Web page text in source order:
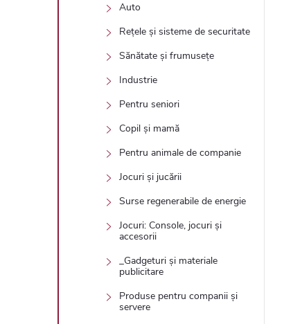
Auto
Rețele și sisteme de securitate
Sănătate și frumusețe
Industrie
Pentru seniori
Copil și mamă
Pentru animale de companie
Jocuri și jucării
Surse regenerabile de energie
Jocuri: Console, jocuri și
accesorii
_Gadgeturi și materiale
publicitare
Produse pentru companii și
servere